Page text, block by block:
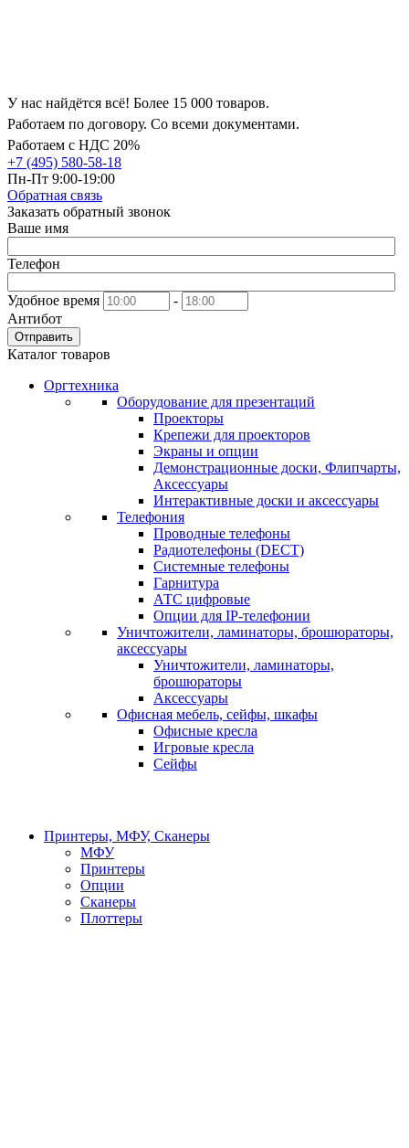
У нас найдётся всё! Более 15 000 товаров.
Работаем по договору. Со всеми документами.
Работаем с НДС 20%
+7 (495) 580-58-18
Пн-Пт 9:00-19:00
Обратная связь
Заказать обратный звонок
Ваше имя
Телефон
Удобное время
-
Антибот
Отправить
Каталог товаров
Оргтехника
Оборудование для презентаций
Проекторы
Крепежи для проекторов
Экраны и опции
Демонстрационные доски, Флипчарты,
Аксессуары
Интерактивные доски и аксессуары
Телефония
Проводные телефоны
Радиотелефоны (DECT)
Системные телефоны
Гарнитура
АТС цифровые
Опции для IP-телефонии
Уничтожители, ламинаторы, брошюраторы,
аксессуары
Уничтожители, ламинаторы,
брошюраторы
Аксессуары
Офисная мебель, сейфы, шкафы
Офисные кресла
Игровые кресла
Сейфы
Принтеры, МФУ, Сканеры
МФУ
Принтеры
Опции
Сканеры
Плоттеры